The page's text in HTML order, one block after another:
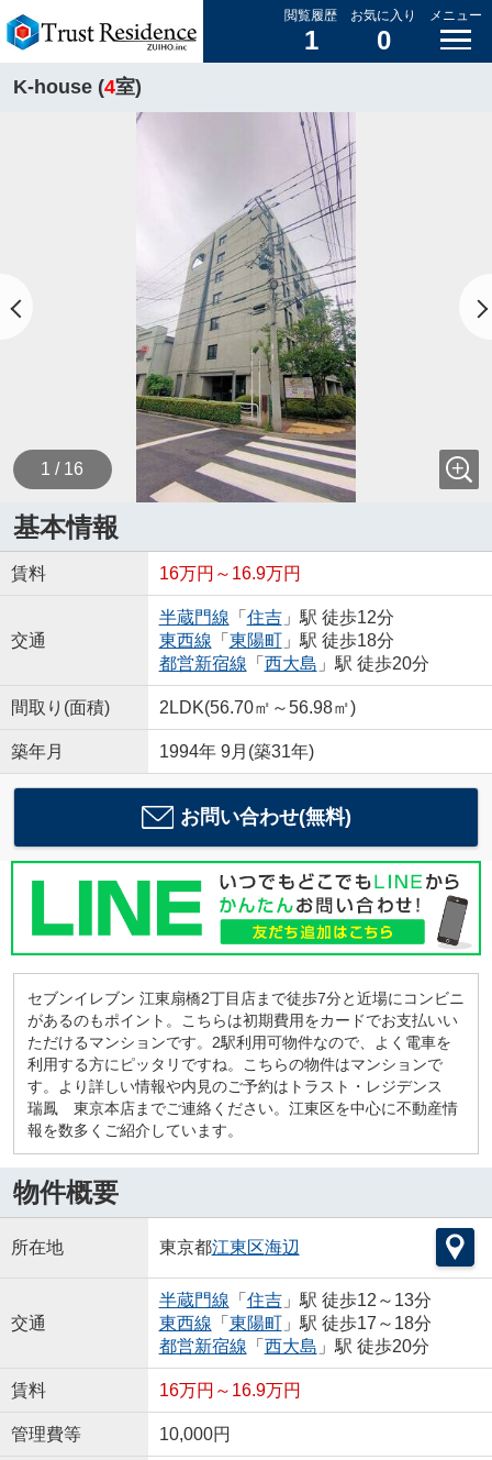
閲覧履歴
1
お気に入り
0
メニュー
K-house (4室)
1 / 16
基本情報
賃料 16万円～16.9万円
交通
半蔵門線 「 住吉」駅 徒歩12分
東西線 「 東陽町」駅 徒歩18分
都営新宿線 「 西大島 」駅 徒歩20分
間取り(面積) 2LDK(56.70㎡～56.98㎡)
築年月 1994年 9月(築31年)
お問い合わせ(無料)
セブンイレブン 江東扇橋2丁目店まで徒歩7分と近場にコンビニ
があるのもポイント。こちらは初期費用をカードでお支払いい
ただけるマンションです。2駅利用可物件なので、よく電車を
利用する方にピッタリですね。こちらの物件はマンションで
す。より詳しい情報や内見のご予約はトラスト・レジデンス
瑞鳳 東京本店までご連絡ください。江東区を中心に不動産情
報を数多くご紹介しています。
物件概要
所在地 東京都江東区海辺
交通
半蔵門線 「 住吉」駅 徒歩12～13分
東西線 「 東陽町」駅 徒歩17～18分
都営新宿線 「 西大島 」駅 徒歩20分
賃料 16万円～16.9万円
管理費等 10,000円